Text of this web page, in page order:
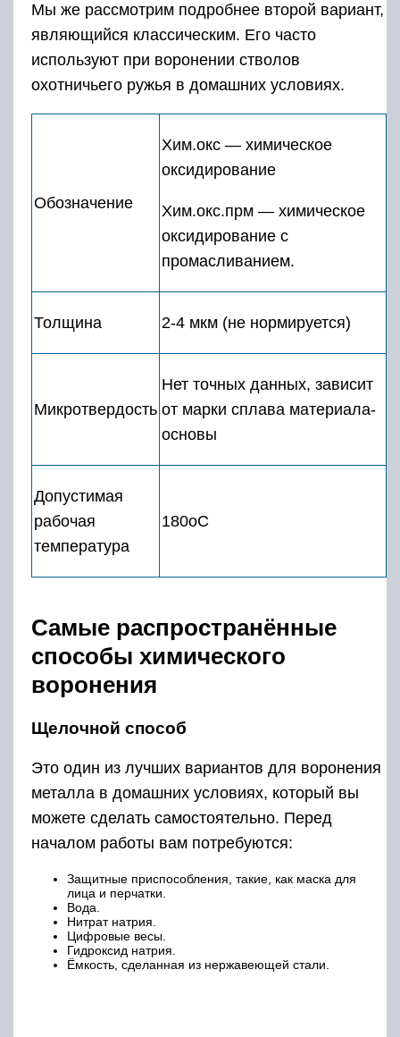
Мы же рассмотрим подробнее второй вариант,
являющийся классическим. Его часто
используют при воронении стволов
охотничьего ружья в домашних условиях.
Обозначение
Хим.окс — химическое
оксидирование
Хим.окс.прм — химическое
оксидирование с
промасливанием.
Толщина 2-4 мкм (не нормируется)
Микротвердость
Нет точных данных, зависит
от марки сплава материала-
основы
Допустимая
рабочая
температура
180оC
Самые распространённые
способы химического
воронения
Щелочной способ
Это один из лучших вариантов для воронения
металла в домашних условиях, который вы
можете сделать самостоятельно. Перед
началом работы вам потребуются:
Защитные приспособления, такие, как маска для
лица и перчатки.
Вода.
Нитрат натрия.
Цифровые весы.
Гидроксид натрия.
Ёмкость, сделанная из нержавеющей стали.